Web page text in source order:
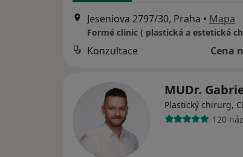
Jeseniova 2797/30, Praha • Mapa
Formé clinic ( plastická a estetická
Konzultace Cena
MUDr.
Plastický chirurg,
120